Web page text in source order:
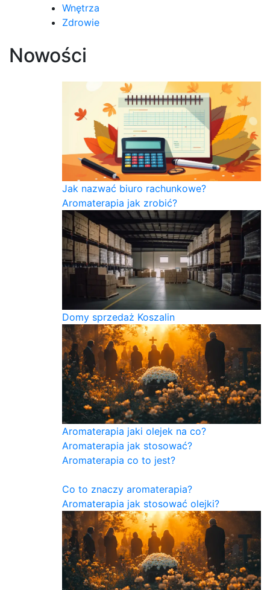
Wnętrza
Zdrowie
Nowości
Jak nazwać biuro rachunkowe?
Aromaterapia jak zrobić?
Domy sprzedaż Koszalin
Aromaterapia jaki olejek na co?
Aromaterapia jak stosować?
Aromaterapia co to jest?
Co to znaczy aromaterapia?
Aromaterapia jak stosować olejki?